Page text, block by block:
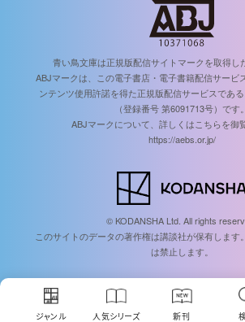
ジャンル 人気シリーズ 新刊
青い鳥文庫は正規版配信サイトマークを取得し
ABJマークは、この電子書店・電子書籍配信サービ
ンテンツ使用許諾を得た正規版配信サービスであ
（登録番号 第6091713号）です。
ABJマークについて、詳しくはこちらを御
https://aebs.or.jp/
© KODANSHA Ltd. All rights
このサイトのデータの著作権は講談社が保有します
は禁止します。